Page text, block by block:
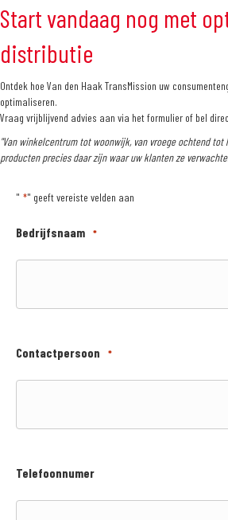
Start vandaag nog met
distributie
Ontdek hoe Van den Haak TransMission uw
optimaliseren.
Vraag vrijblijvend advies aan via het formulier of bel
"Van winkelcentrum tot woonwijk, van vroege ochtend
producten precies daar zijn waar uw klanten ze
" *" geeft vereiste velden aan
Bedrijfsnaam *
Contactpersoon *
Telefoonnumer